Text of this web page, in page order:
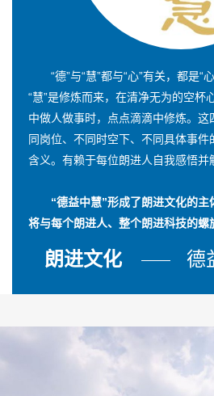
“德”与“慧”都与“心”有关，都是“
“慧”是修炼而来，在清净无为的空杯
中做人做事时，点点滴滴中修炼。
同岗位、不同时空下、不同具体事件
含义。有赖于每位朗进人自我感悟并
“德益中慧”形成了朗进文化的
将与每个朗进人、整个朗进科技的螺
朗进文化 德